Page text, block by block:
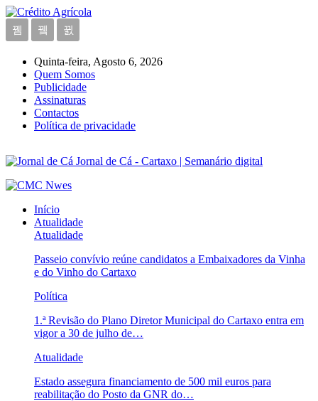
Quinta-feira, Agosto 6, 2026
Quem Somos
Publicidade
Assinaturas
Contactos
Política de privacidade
Jornal de Cá - Cartaxo | Semanário digital
Início
Atualidade
Atualidade
Passeio convívio reúne candidatos a Embaixadores da Vinha
e do Vinho do Cartaxo
Política
1.ª Revisão do Plano Diretor Municipal do Cartaxo entra em
vigor a 30 de julho de…
Atualidade
Estado assegura financiamento de 500 mil euros para
reabilitação do Posto da GNR do…